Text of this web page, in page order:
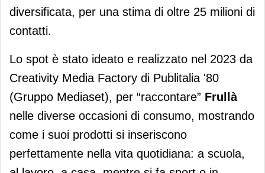
diversificata, per una stima di oltre 25 milioni di
contatti.
Lo spot è stato ideato e realizzato nel 2023 da
Creativity Media Factory di Publitalia '80
(Gruppo Mediaset), per “raccontare” Frullà
nelle diverse occasioni di consumo, mostrando
come i suoi prodotti si inseriscono
perfettamente nella vita quotidiana: a scuola,